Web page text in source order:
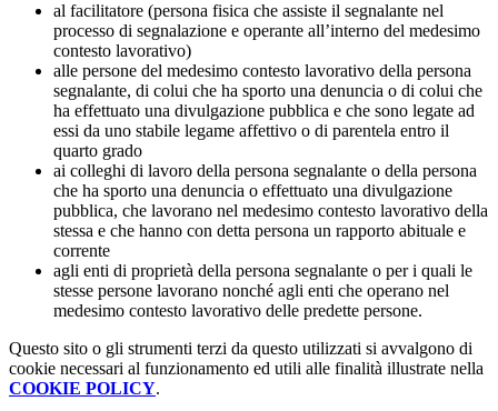
al facilitatore (persona fisica che assiste il segnalante nel
processo di segnalazione e operante all’interno del medesimo
contesto lavorativo)
alle persone del medesimo contesto lavorativo della persona
segnalante, di colui che ha sporto una denuncia o di colui che
ha effettuato una divulgazione pubblica e che sono legate ad
essi da uno stabile legame affettivo o di parentela entro il
quarto grado
ai colleghi di lavoro della persona segnalante o della persona
che ha sporto una denuncia o effettuato una divulgazione
pubblica, che lavorano nel medesimo contesto lavorativo della
stessa e che hanno con detta persona un rapporto abituale e
corrente
agli enti di proprietà della persona segnalante o per i quali le
stesse persone lavorano nonché agli enti che operano nel
medesimo contesto lavorativo delle predette persone.
Questo sito o gli strumenti terzi da questo utilizzati si avvalgono di
cookie necessari al funzionamento ed utili alle finalità illustrate nella
COOKIE POLICY.